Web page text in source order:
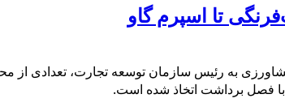
تا اسپرم گاو
به رئیس سازمان توسعه تجارت، تعدادی
فصل برداشت اتخاذ شده است.